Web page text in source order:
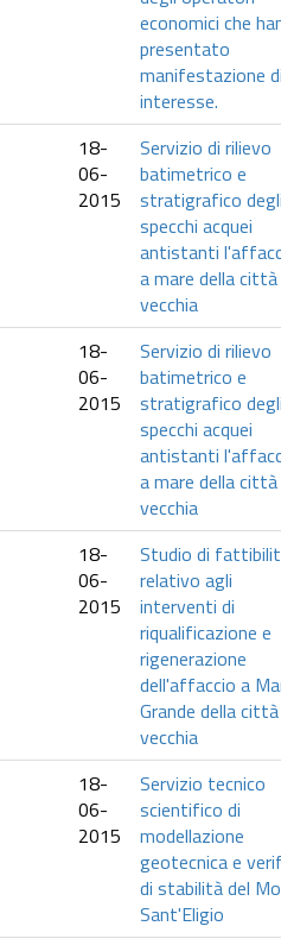
economici che
presentato
manifestazione
interesse.
18-
06-
2015
Servizio di rilievo
batimetrico e
stratigrafico
specchi acquei
antistanti
a mare della città
vecchia
18-
06-
2015
Servizio di rilievo
batimetrico e
stratigrafico
specchi acquei
antistanti
a mare della città
vecchia
18-
06-
2015
Studio di
relativo agli
interventi di
riqualificazione e
rigenerazione
dell'affaccio a
Grande della città
vecchia
18-
06-
2015
Servizio tecnico
scientifico di
modellazione
geotecnica e
di stabilità del
Sant'Eligio